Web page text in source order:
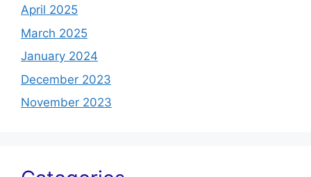
April 2025
March 2025
January 2024
December 2023
November 2023